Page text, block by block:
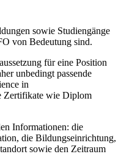
sowie Studiengänge
von Bedeutung sind.
für eine Position
unbedingt passende
in
Zertifikate wie Diplom
Informationen: die
die Bildungseinrichtung,
sowie den Zeitraum